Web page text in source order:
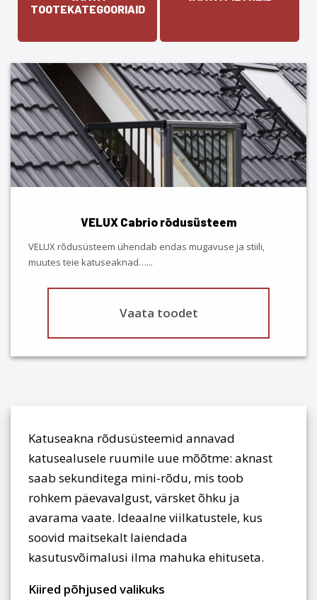
VELUX Cabrio rõdusüsteem
VELUX rõdusüsteem ühendab endas mugavuse ja stiili,
muutes teie katuseaknad…...
Vaata toodet
Katuseakna rõdusüsteemid annavad
katusealusele ruumile uue mõõtme: aknast
saab sekunditega mini-rõdu, mis toob
rohkem päevavalgust, värsket õhku ja
avarama vaate. Ideaalne viilkatustele, kus
soovid maitsekalt laiendada
kasutusvõimalusi ilma mahuka ehituseta.
Kiired põhjused valikuks
TOOTEKATEGOORIAID